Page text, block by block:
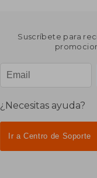
Suscríbete para
¿Necesitas ayuda?
Ir a Centro de Soporte